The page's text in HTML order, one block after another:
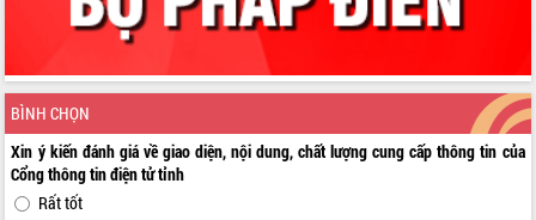
BÌNH CHỌN
Xin ý kiến đánh giá về giao diện, nội dung, chất lượng cung cấp thông tin của
Cổng thông tin điện tử tỉnh
Rất tốt